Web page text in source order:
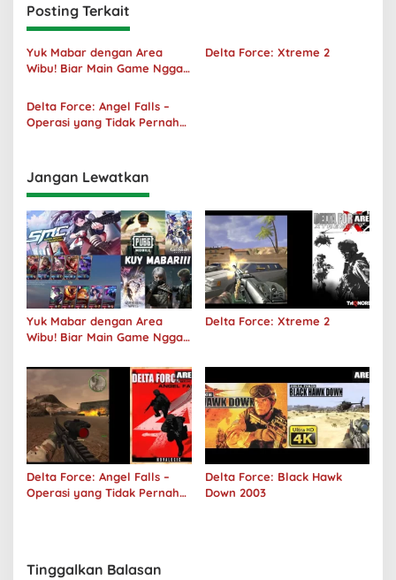
Posting Terkait
Yuk Mabar dengan Area
Wibu! Biar Main Game Nggak
Delta Force: Xtreme 2
Delta Force: Angel Falls –
Operasi yang Tidak Pernah
Jangan Lewatkan
Yuk Mabar dengan Area
Wibu! Biar Main Game Nggak
Delta Force: Xtreme 2
Delta Force: Angel Falls –
Operasi yang Tidak Pernah
Delta Force: Black Hawk
Down 2003
Tinggalkan Balasan